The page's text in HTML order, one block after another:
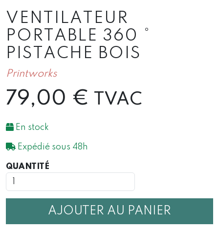
VENTILATEUR
PORTABLE 360 °
PISTACHE BOIS
Printworks
79,00 € TVAC
En stock
Expédié sous 48h
QUANTITÉ
PORTABLE
360
AJOUTER AU PANIER